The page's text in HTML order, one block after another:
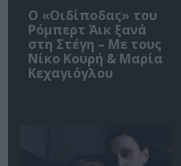
O «Οιδίποδας» του
Ρόμπερτ Άικ ξανά
στη Στέγη – Με τους
Νίκο Κουρή & Μαρία
Κεχαγιόγλου